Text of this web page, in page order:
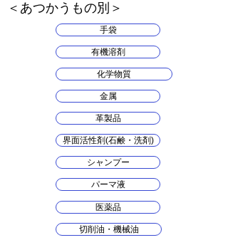
​＜あつかうもの別＞
手袋
有機溶剤
化学物質
金属
革製品
界面活性剤(石鹸・洗剤)
シャンプー
パーマ液
医薬品
切削油・機械油